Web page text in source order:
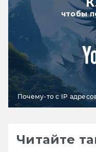
чтобы
Почему-то с IP
Читайте